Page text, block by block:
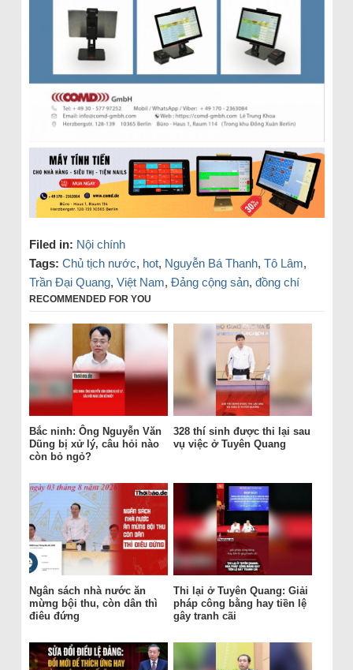
Filed in: Nội chính
Tags: Chủ tịch nước, hot, Nguyễn Bá Thanh, Tô Lâm,
Trần Đại Quang, Việt Nam, Đảng cộng sản, đồng chí
RECOMMENDED FOR YOU
Bắc ninh: Ông Nguyễn Văn
Dũng bị xử lý, câu hỏi nào
còn bỏ ngỏ?
328 thí sinh được thi lại sau
vụ việc ở Tuyên Quang
Ngân sách nhà nước ăn
mừng bội thu, còn dân thì
điêu đứng
Thi lại ở Tuyên Quang: Giải
pháp công bằng hay tiền lệ
gây tranh cãi